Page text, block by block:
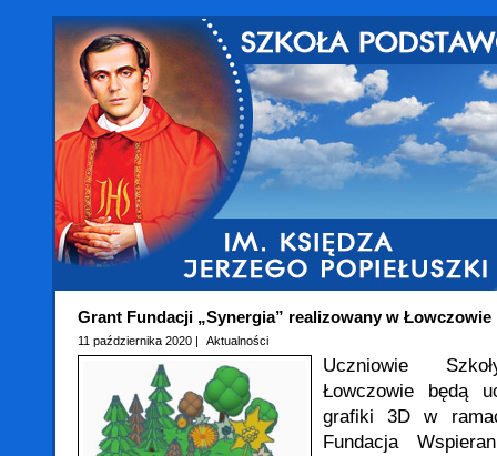
Grant Fundacji „Synergia” realizowany w Łowczowie
11 października 2020 | Aktualności
Uczniowie
Łowczowie będą
grafiki 3D w
Fundacja